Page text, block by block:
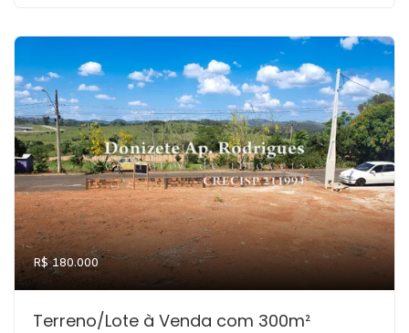
R$ 180.000
Terreno/Lote à Venda com 300m²